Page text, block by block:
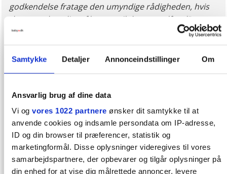
Samtykke Detaljer Annonceindstillinger Om
Ansvarlig brug af dine data
Vi og vores 1022 partnere ønsker dit samtykke til at
anvende cookies og indsamle persondata om IP-adresse,
ID og din browser til præferencer, statistik og
marketingformål. Disse oplysninger videregives til vores
samarbejdspartnere, der opbevarer og tilgår oplysninger på
din enhed for at vise dig målrettede annoncer, levere
godkendelse fratage den umyndige rådigheden, hvis
det er nødvendigt af hensyn til dennes velfærd”.
forældremyndighed. Men jeg vil meget gerne tilbyde
en uforpligtende snak med henblik på en afklaring af,
overvejelse om ophævelse af den fælles
forældremyndighed. I er velkomne til at sende mig en
mail på htr@forumadvokater.dk for at aftale en tid til
en snak. Der er fremsat et lovforslag, der vil indføre en
formodning imod, at en forælder er egnet til
forældremyndighed, samvær eller anden kontakt med